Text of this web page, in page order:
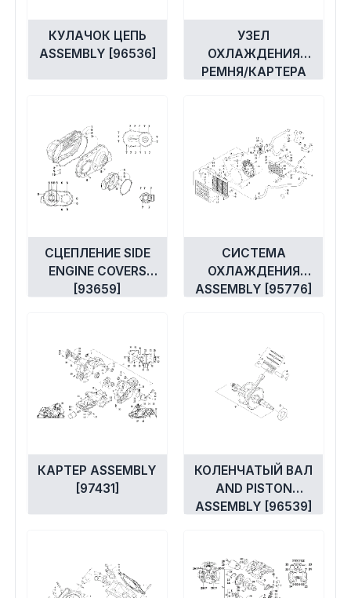
Швартовное оборудование
Якорное оборудование
Охлаждение
КУЛАЧОК ЦЕПЬ
ASSEMBLY [96536]
УЗЕЛ
ОХЛАЖДЕНИЯ
РЕМНЯ/КАРТЕРА
СЦЕПЛЕНИЕ SIDE
ENGINE COVERS
[93659]
СИСТЕМА
ОХЛАЖДЕНИЯ
ASSEMBLY [95776]
КАРТЕР ASSEMBLY
[97431]
КОЛЕНЧАТЫЙ ВАЛ
AND PISTON
ASSEMBLY [96539]